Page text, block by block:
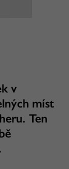
v
míst
Ten